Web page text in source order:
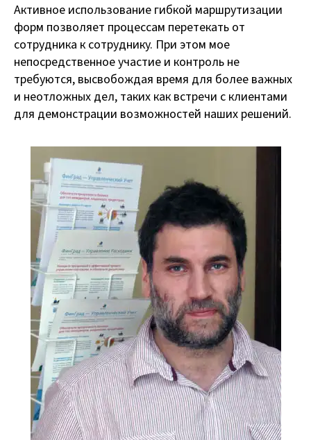
Активное использование гибкой маршрутизации
форм позволяет процессам перетекать от
сотрудника к сотруднику. При этом мое
непосредственное участие и контроль не
требуются, высвобождая время для более важных
и неотложных дел, таких как встречи с клиентами
для демонстрации возможностей наших решений.